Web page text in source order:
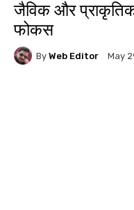
जैविक और
फोकस
By Web Editor May